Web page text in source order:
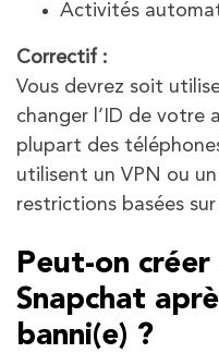
Activités
Correctif :
Vous devrez soit
changer l’ID de votre
plupart des
utilisent un VPN ou
restrictions basées sur
Peut-on
Snapchat
banni(e) ?